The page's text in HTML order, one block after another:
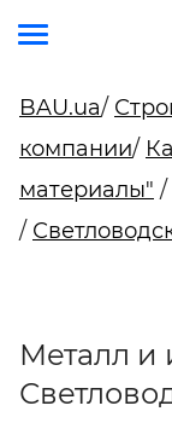
BAU.ua/
компании/
материалы" /
/
Металл и